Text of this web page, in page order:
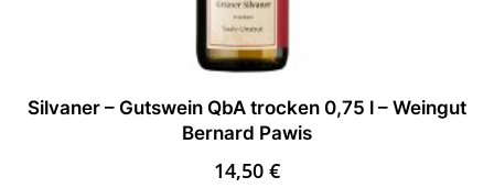
Silvaner – Gutswein QbA trocken 0,75 l – Weingut
Bernard Pawis
14,50 €